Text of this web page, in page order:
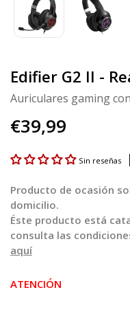
Edifier G2 II -
Auriculares gaming
€39,99
Sin reseñas
Producto de ocasión
domicilio.
Éste producto está
consulta las
aquí
ATENCIÓN